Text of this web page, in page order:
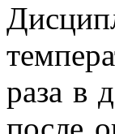
раза в